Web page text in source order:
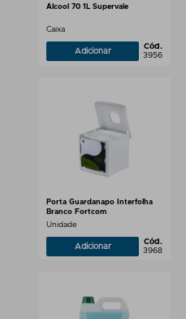
Álcool 70 1L Supervale
Caixa
Adicionar
Cód.
3956
Porta Guardanapo Interfolha
Branco Fortcom
Unidade
Adicionar
Cód.
3968